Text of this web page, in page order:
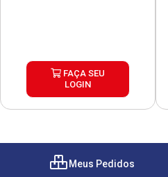
FAÇA SEU
LOGIN
Meus Pedidos